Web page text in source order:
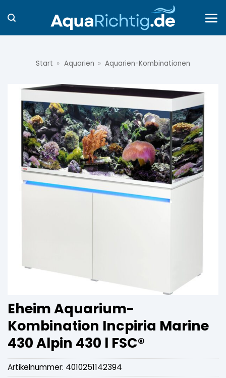
Inhalt
springen
Start » Aquarien » Aquarien-Kombinationen
Eheim Aquarium-
Kombination Incpiria Marine
430 Alpin 430 l FSC®
Artikelnummer: 4010251142394